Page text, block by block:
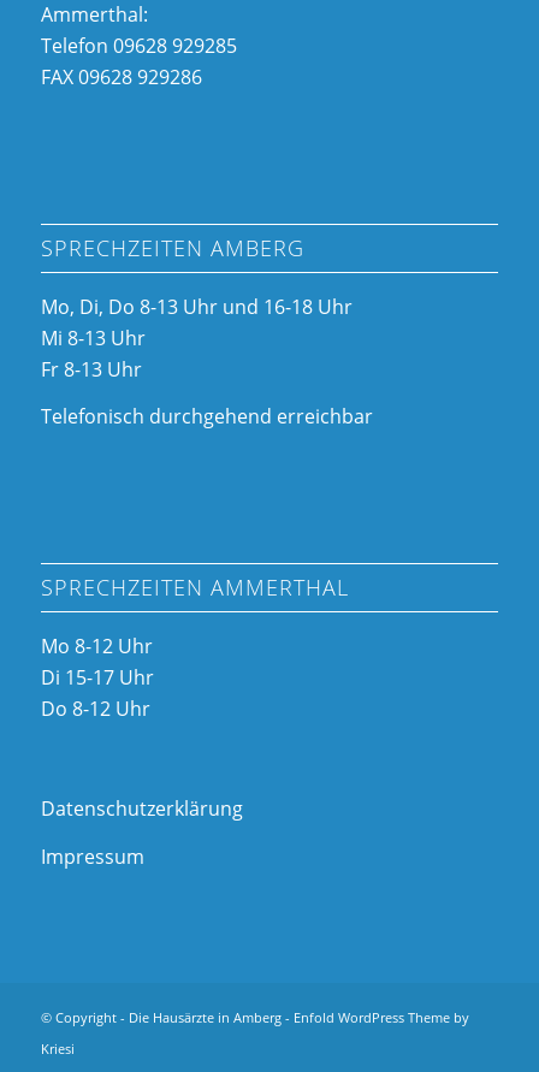
Ammerthal:
Telefon 09628 929285
FAX 09628 929286
SPRECHZEITEN AMBERG
Mo, Di, Do 8-13 Uhr und 16-18 Uhr
Mi 8-13 Uhr
Fr 8-13 Uhr
Telefonisch durchgehend erreichbar
SPRECHZEITEN AMMERTHAL
Mo 8-12 Uhr
Di 15-17 Uhr
Do 8-12 Uhr
Datenschutzerklärung
Impressum
© Copyright - Die Hausärzte in Amberg- Enfold WordPress Theme by
Kriesi